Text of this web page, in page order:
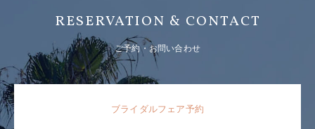
RESERVATION & CONTACT
ご予約・お問い合わせ
ブライダルフェア予約